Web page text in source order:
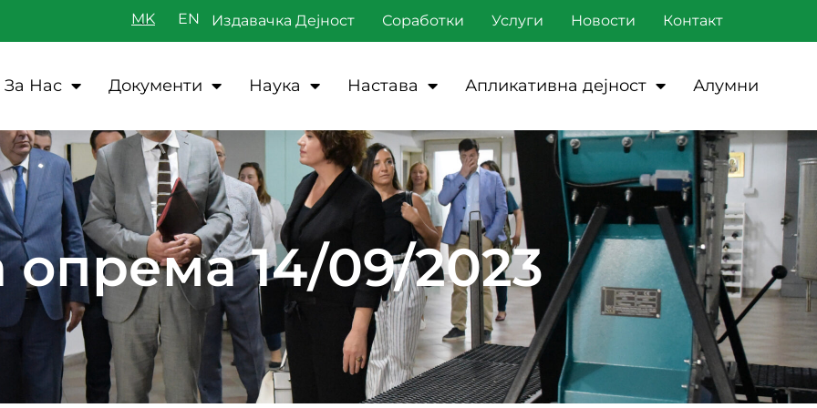
MK Издавачка Дејност Соработки Услуги Новости Контакт
За Нас Документи Наука Настава Апликативна дејност Алумни
опрема 14/09/2023